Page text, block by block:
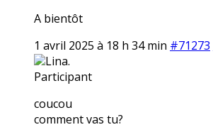
A bientôt
1 avril 2025 à 18 h 34 min #71273
Lina.
Participant
coucou
comment vas tu?